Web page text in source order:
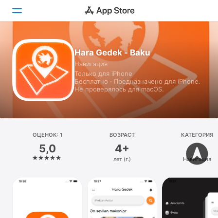
Сегодня
Игры
Приложения
Arcade
Платформа
iPhone
Hara Gedek - Baku
Навигация
Только для iPhone
Бесплатно · Предназначено для iPhone.
Не проверялось для macOS.
ОЦЕНОК: 1
5,0
ВОЗРАСТ
4+
лет (г.)
КАТЕГОРИЯ
Навигация